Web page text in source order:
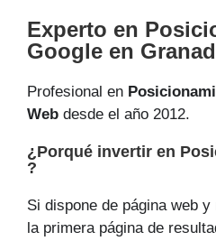
Experto en
Google en
Profesional en
Web desde el año 2012.
¿Porqué invertir en
?
Si dispone de página web
la primera página de